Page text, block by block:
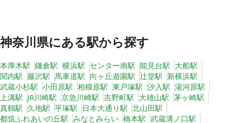
神奈川県にある駅から探す
本厚木駅 鎌倉駅 横浜駅 センター南駅 能見台駅 大船駅
関内駅 藤沢駅 馬車道駅 向ヶ丘遊園駅 辻堂駅 新横浜駅
武蔵小杉駅 小田原駅 相模原駅 東戸塚駅 汐入駅 湯河原駅
上溝駅 JR川崎駅 京急川崎駅 吉野町駅 大雄山駅 茅ヶ崎駅
真鶴駅 久地駅 平塚駅 日本大通り駅 北山田駅
都筑ふれあいの丘駅 みなとみらい 橋本駅 武蔵溝ノ口駅